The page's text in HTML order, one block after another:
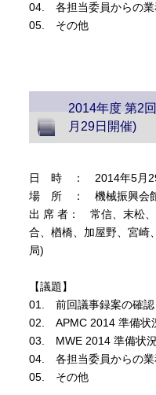
04. 各担当委員からの業
05. その他
2014年度 第2
月29日開催)
日 時 ： 2014年5月29
場 所 ： 機械振興会館
出 席 者： 常信、末松
合、楢橋、加屋野、宮崎
局)
【議題】
01. 前回議事録案の確認
02. APMC 2014 準備状
03. MWE 2014 準備状
04. 各担当委員からの業
05. その他